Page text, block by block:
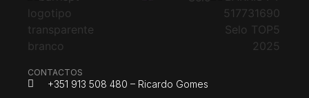
CONTACTOS
+351 913 508 480 – Ricardo Gomes